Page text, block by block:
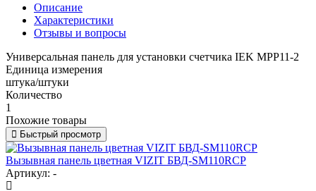
Описание
Характеристики
Отзывы и вопросы
Универсальная панель для установки счетчика IEK MPP11-2
Единица измерения
штука/штуки
Количество
1
Похожие товары
Быстрый просмотр
Вызывная панель цветная VIZIT БВД-SM110RCP
Артикул: -